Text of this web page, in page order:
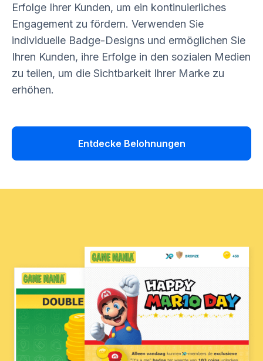
Erfolge Ihrer Kunden, um ein kontinuierliches
Engagement zu fördern. Verwenden Sie
individuelle Badge-Designs und ermöglichen Sie
Ihren Kunden, ihre Erfolge in den sozialen Medien
zu teilen, um die Sichtbarkeit Ihrer Marke zu
erhöhen.
Entdecke Belohnungen